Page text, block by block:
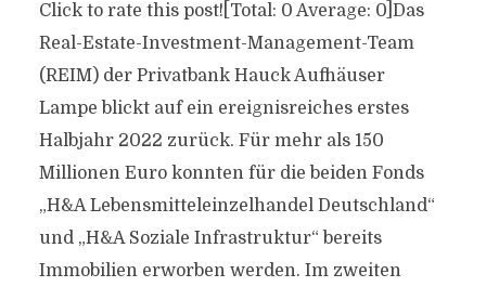
Click to rate this post![Total: 0 Average: 0]Das
Real-Estate-Investment-Management-Team
(REIM) der Privatbank Hauck Aufhäuser
Lampe blickt auf ein ereignisreiches erstes
Halbjahr 2022 zurück. Für mehr als 150
Millionen Euro konnten für die beiden Fonds
„H&A Lebensmitteleinzelhandel Deutschland“
und „H&A Soziale Infrastruktur“ bereits
Immobilien erworben werden. Im zweiten